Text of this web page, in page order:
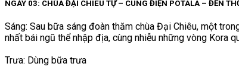
NGÀY 03: CHÙA ĐẠI CHIÊU TỰ – CUNG ĐIỆN POTALA – ĐỀN
Sáng: Sau bữa sáng đoàn thăm chùa Đại Chiêu, một
nhất bái ngũ thể nhập địa, cùng nhiễu những vòng Kora
Trưa: Dùng bữa trưa